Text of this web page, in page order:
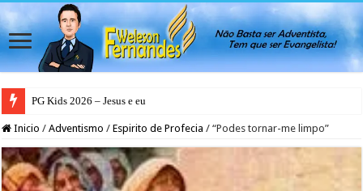
PG Teens 2026 – A Luz do Mundo
Inicio / Adventismo / Espirito de Profecia / “Podes tornar-me limpo”